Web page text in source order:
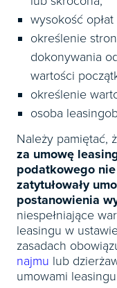
wysokość
określenie
dokonywania
wartości
określenie
osoba
Należy pamiętać,
za umowę
podatkowego
zatytułowały
postanowienia
niespełniające
leasingu w
zasadach
najmu lub
umowami